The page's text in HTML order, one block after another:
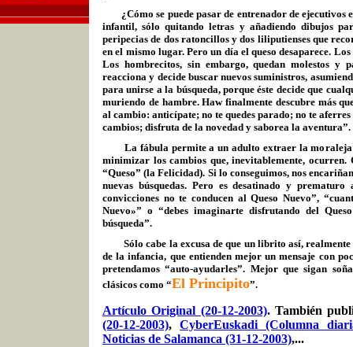
¿Cómo se puede pasarde entrenador de ejecutivos
infantil, sóloquitando letras y añadiendo dibujos
peripecias de dos ratoncillos y dos liliputienses que
en el mismo lugar. Peroun día el queso desaparece.
Los hombrecitos, sin embargo, quedan molestos y
reacciona y decide buscar nuevos suministros,
para unirse a la búsqueda, porque éste decide que
muriendo de hambre. Haw finalmente descubre más
al cambio: anticípate; no te quedes parado; no te
cambios; disfruta de la novedad y saborea la aventura”.
La fábula permite a un adulto extraer la
minimizar los cambios que, inevitablemente,
“Queso” (la Felicidad). Si lo conseguimos, nos
nuevas búsquedas. Pero es desatinado y
convicciones no te conducen al Queso Nuevo”,
Nuevo»” o “debes imaginarte disfrutando del
búsqueda”.
Sólo cabe la excusa de que un librito así,
de la infancia, que entienden mejor un mensaje con
pretendamos “auto-ayudarles”. Mejor quesigan
clásicos como “El Principito”.
Artículo Original (20-12-2003). También
(20-12-2003),CyberEuskadi (Columna
Noticias de Salamanca (31-12-2003),...